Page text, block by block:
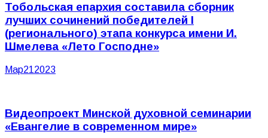
Тобольская епархия составила сборник
лучших сочинений победителей I
(регионального) этапа конкурса имени И.
Шмелева «Лето Господне»
Мар212023
Видеопроект Минской духовной семинарии
«Евангелие в современном мире»